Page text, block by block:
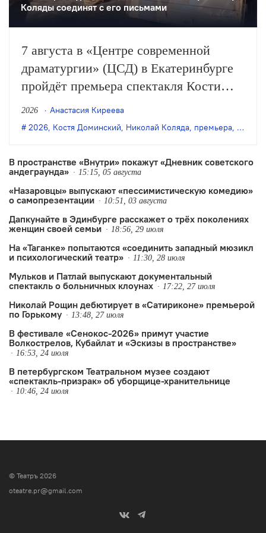
Коляды соединят с его письмами
7 августа в «Центре современной
драматургии» (ЦСД) в Екатеринбурге
пройдёт премьера спектакля Кости
Доминского «Симонов и Кузнецов» по
одноимённой пьесе Николая Коляды.
2026
Анастасия Киреева
2026, Костя Доминский, Николай Коляда, премьера,
В пространстве «Внутри» покажут «Дневник советского
андеграунда»
15:15, 05 августа
«Назаровцы» выпускают «пессимистическую комедию»
о самопрезентации
10:51, 03 августа
Дапкунайте в Эдинбурге расскажет о трёх поколениях
женщин своей семьи
18:56, 29 июля
На «Таганке» попытаются «соединить западный мюзикл
и психологический театр»
11:30, 28 июля
Мульков и Патлай выпускают документальный
спектакль о больничных клоунах
17:22, 27 июля
Николай Рощин дебютирует в «Сатириконе» премьерой
по Горькому
13:48, 27 июля
В фестивале «Сенокос-2026» примут участие
Волкострелов, Кубайлат и «Эскизы в пространстве»
16:53, 24 июля
В петербургском Театральном музее создают
«спектакль-призрак» об уборщице-хранительнице
10:46, 24 июля
© Театръ 2026
oteatre.pr@gmail.com